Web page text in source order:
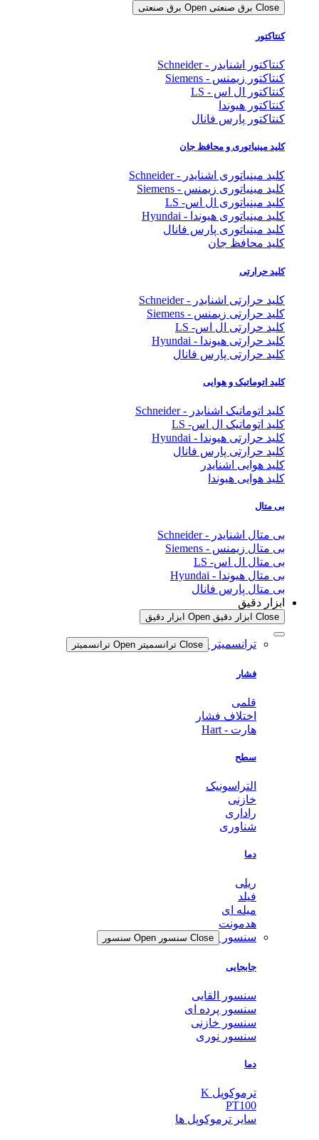
Close برق صنعتی Open برق صنعتی
کنتاکتور
کنتاکتور اشنایدر - Schneider
کنتاکتور زیمنس - Siemens
کنتاکتور ال اس - LS
کنتاکتور هیوندا
کنتاکتور پارس فانال
کلید مینیاتوری و محافظ جان
کلید مینیاتوری اشنایدر - Schneider
کلید مینیاتوری زیمنس - Siemens
کلید مینیاتوری ال اس- LS
کلید مینیاتوری هیوندا - Hyundai
کلید مینیاتوری پارس فانال
کلید محافظ جان
کلید حرارتی
کلید حرارتی اشنایدر - Schneider
کلید حرارتی زیمنس - Siemens
کلید حرارتی ال اس- LS
کلید حرارتی هیوندا - Hyundai
کلید حرارتی پارس فانال
کلید اتوماتیک و هوایی
کلید اتوماتیک اشنایدر - Schneider
کلید اتوماتیک ال اس- LS
کلید حرارتی هیوندا - Hyundai
کلید حرارتی پارس فانال
کلید هوایی اشنایدر
کلید هوایی هیوندا
بی متال
بی متال اشنایدر - Schneider
بی متال زیمنس - Siemens
بی متال ال اس- LS
بی متال هیوندا - Hyundai
بی متال پارس فانال
ابزار دقیق
Close ابزار دقیق Open ابزار دقیق
ترانسمیتر Close ترانسمیتر Open ترانسمیتر
فشار
قلمی
اختلاف فشار
هارت - Hart
سطح
التراسونیک
خازنی
راداری
شناوری
دما
ریلی
فیلد
میله ای
هدمونت
سنسور
Close سنسور Open سنسور
جابجایی
سنسور القایی
سنسور پرده ای
سنسور خازنی
سنسور نوری
دما
ترموکوپل K
PT100
سایر ترموکوپل ها